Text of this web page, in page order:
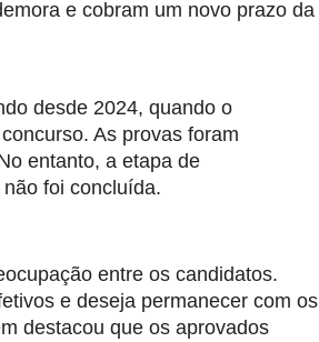
e cobram um novo prazo da
desde 2024, quando o
As provas foram
entanto, a etapa de
foi concluída.
entre os candidatos.
e deseja permanecer com os
destacou que os aprovados